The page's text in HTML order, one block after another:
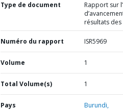
Type de document
Rapport sur
résultats
Numéro du rapport ISR5969
Volume 1
Total Volume(s) 1
Pays Burundi,